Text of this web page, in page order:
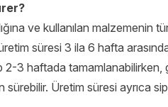
ve kullanılan malzemenin
süresi 3 ila 6 hafta
3 haftada tamamlanabilirken,
Üretim süresi ayrıca